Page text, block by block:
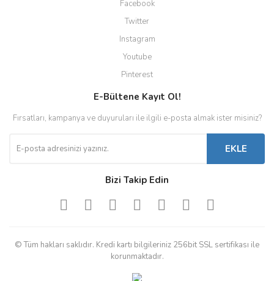
Facebook
Twitter
Instagram
Youtube
Pinterest
E-Bültene Kayıt Ol!
Fırsatları, kampanya ve duyuruları ile ilgili e-posta almak ister misiniz?
EKLE
Bizi Takip Edin
© Tüm hakları saklıdır. Kredi kartı bilgileriniz 256bit SSL sertifikası ile
korunmaktadır.